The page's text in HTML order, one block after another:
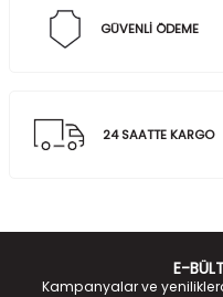
GÜVENLİ ÖDEME
24 SAATTE KARGO
E-
Kampanyalar ve